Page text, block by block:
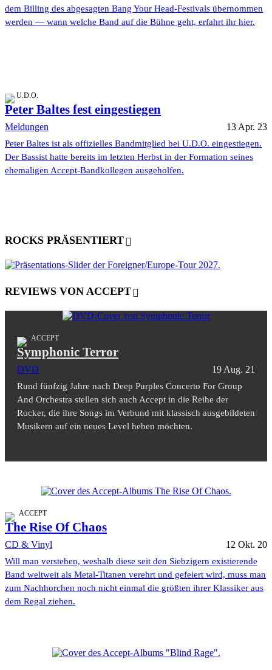
dem Billing des abgesagten Bang Your Head-Festivals übernommen
werden — wann welche Band auf die Bühne geht, erfahrt ihr hier.
U.D.O.
Peter Baltes fest eingestiegen
Meldungen 13 Apr. 23
Peter Baltes ist als offizielles Bandmitglied bei U.D.O. eingestiegen.
Der Bassist hatte bereits im letzten Herbst in der Formation seines
ehemaligen Accept-Bandkollegen ausgeholfen.
ROCKS PRÄSENTIERT
REVIEWS VON ACCEPT
ACCEPT
Symphonic Terror
DVD 19 Aug. 21
Rund fünfzig Jahre nach Deep Purples Concerto For Group
And Orchestra stellen sich auch Accept in die Reihe der
Rocker, die ihre Songs im Verbund mit klassisch ausgebildeten
Musikern auf ein neues Level heben möchten.
ACCEPT
The Rise Of Chaos
CD & Vinyl 12 Okt. 20
Will man verstehen, weshalb diese seit den Siebzigern existierende
Band weltweit als Metal-Titanen verehrt und gefeiert wird, muss man
zum Nachhorchen noch nicht einmal die größten ihrer Klassiker aus
dem Regal ziehen.